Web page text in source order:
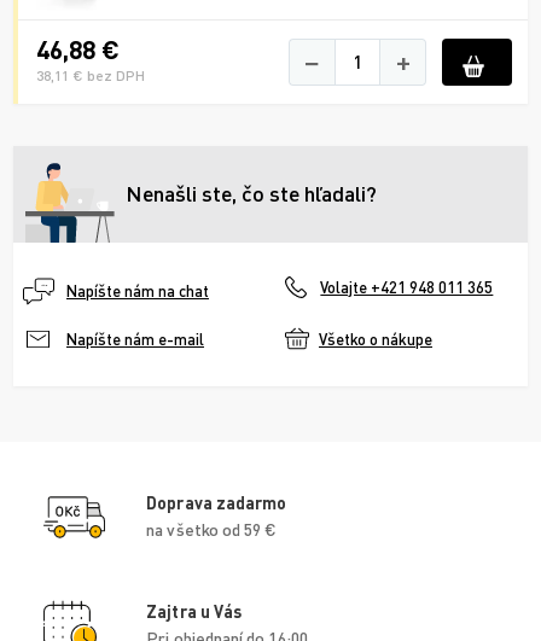
46,88 €
38,11 € bez DPH − +
Nenašli ste, čo ste hľadali?
Napíšte nám na chat Volajte +421 948 011 365
Napíšte nám e-mail Všetko o nákupe
Doprava zadarmo
na všetko od 59 €
Zajtra u Vás